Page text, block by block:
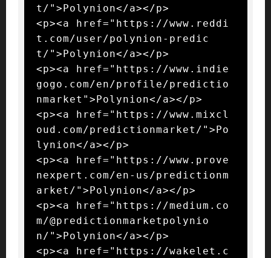
t/">Polynion</a></p>
<p><a href="https://www.reddi
t.com/user/polynion-predic
t/">Polynion</a></p>
<p><a href="https://www.indie
gogo.com/en/profile/predictio
nmarket">Polynion</a></p>
<p><a href="https://www.mixcl
oud.com/predictionmarket/">Po
lynion</a></p>
<p><a href="https://www.prove
nexpert.com/en-us/predictionm
arket/">Polynion</a></p>
<p><a href="https://medium.co
m/@predictionmarketpolynio
n/">Polynion</a></p>
<p><a href="https://wakelet.c